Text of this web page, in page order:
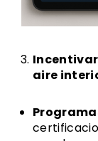
aire